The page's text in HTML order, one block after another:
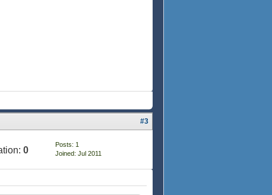
#3
0
Posts: 1
Joined: Jul 2011